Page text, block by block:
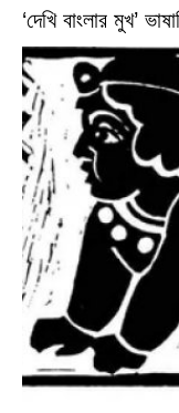
‘দেখি বাংলার মুখ’